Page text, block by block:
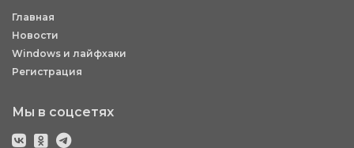
Главная
Новости
Windows и лайфхаки
Регистрация
Мы в соцсетях